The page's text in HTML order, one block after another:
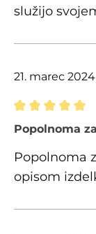
služijo
21. marec 2024
Ocena z
Popolnoma
Popolnoma
opisom